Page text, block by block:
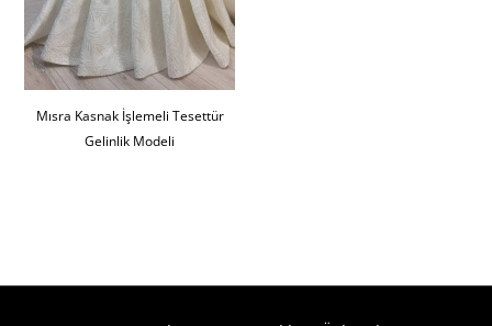
Mısra Kasnak İşlemeli Tesettür
Gelinlik Modeli